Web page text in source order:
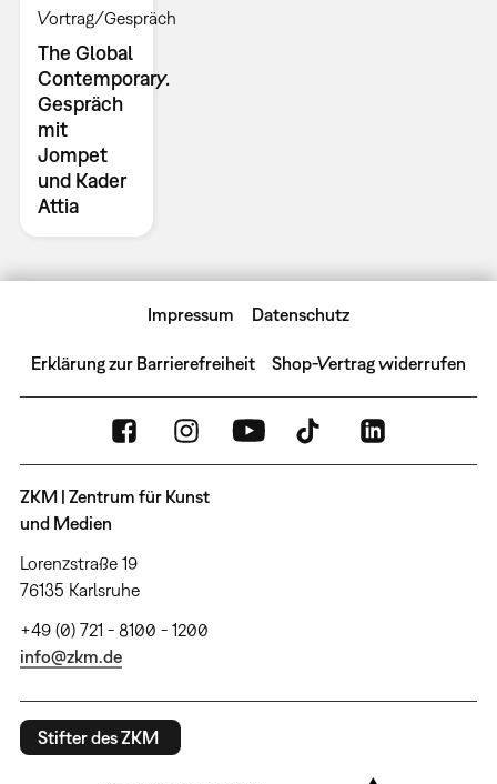
Vortrag/Gespräch
The Global
Contemporary.
Gespräch
mit
Jompet
und Kader
Attia
Impressum Datenschutz
Erklärung zur Barrierefreiheit Shop-Vertrag widerrufen
ZKM | Zentrum für Kunst
und Medien
Lorenzstraße 19
76135 Karlsruhe
+49 (0) 721 - 8100 - 1200
info@zkm.de
Stifter des ZKM